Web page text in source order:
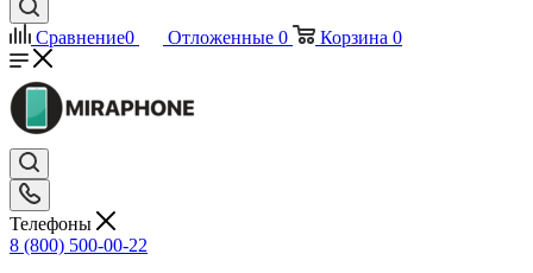
Сравнение0 Отложенные 0 Корзина 0
Телефоны
8 (800) 500-00-22